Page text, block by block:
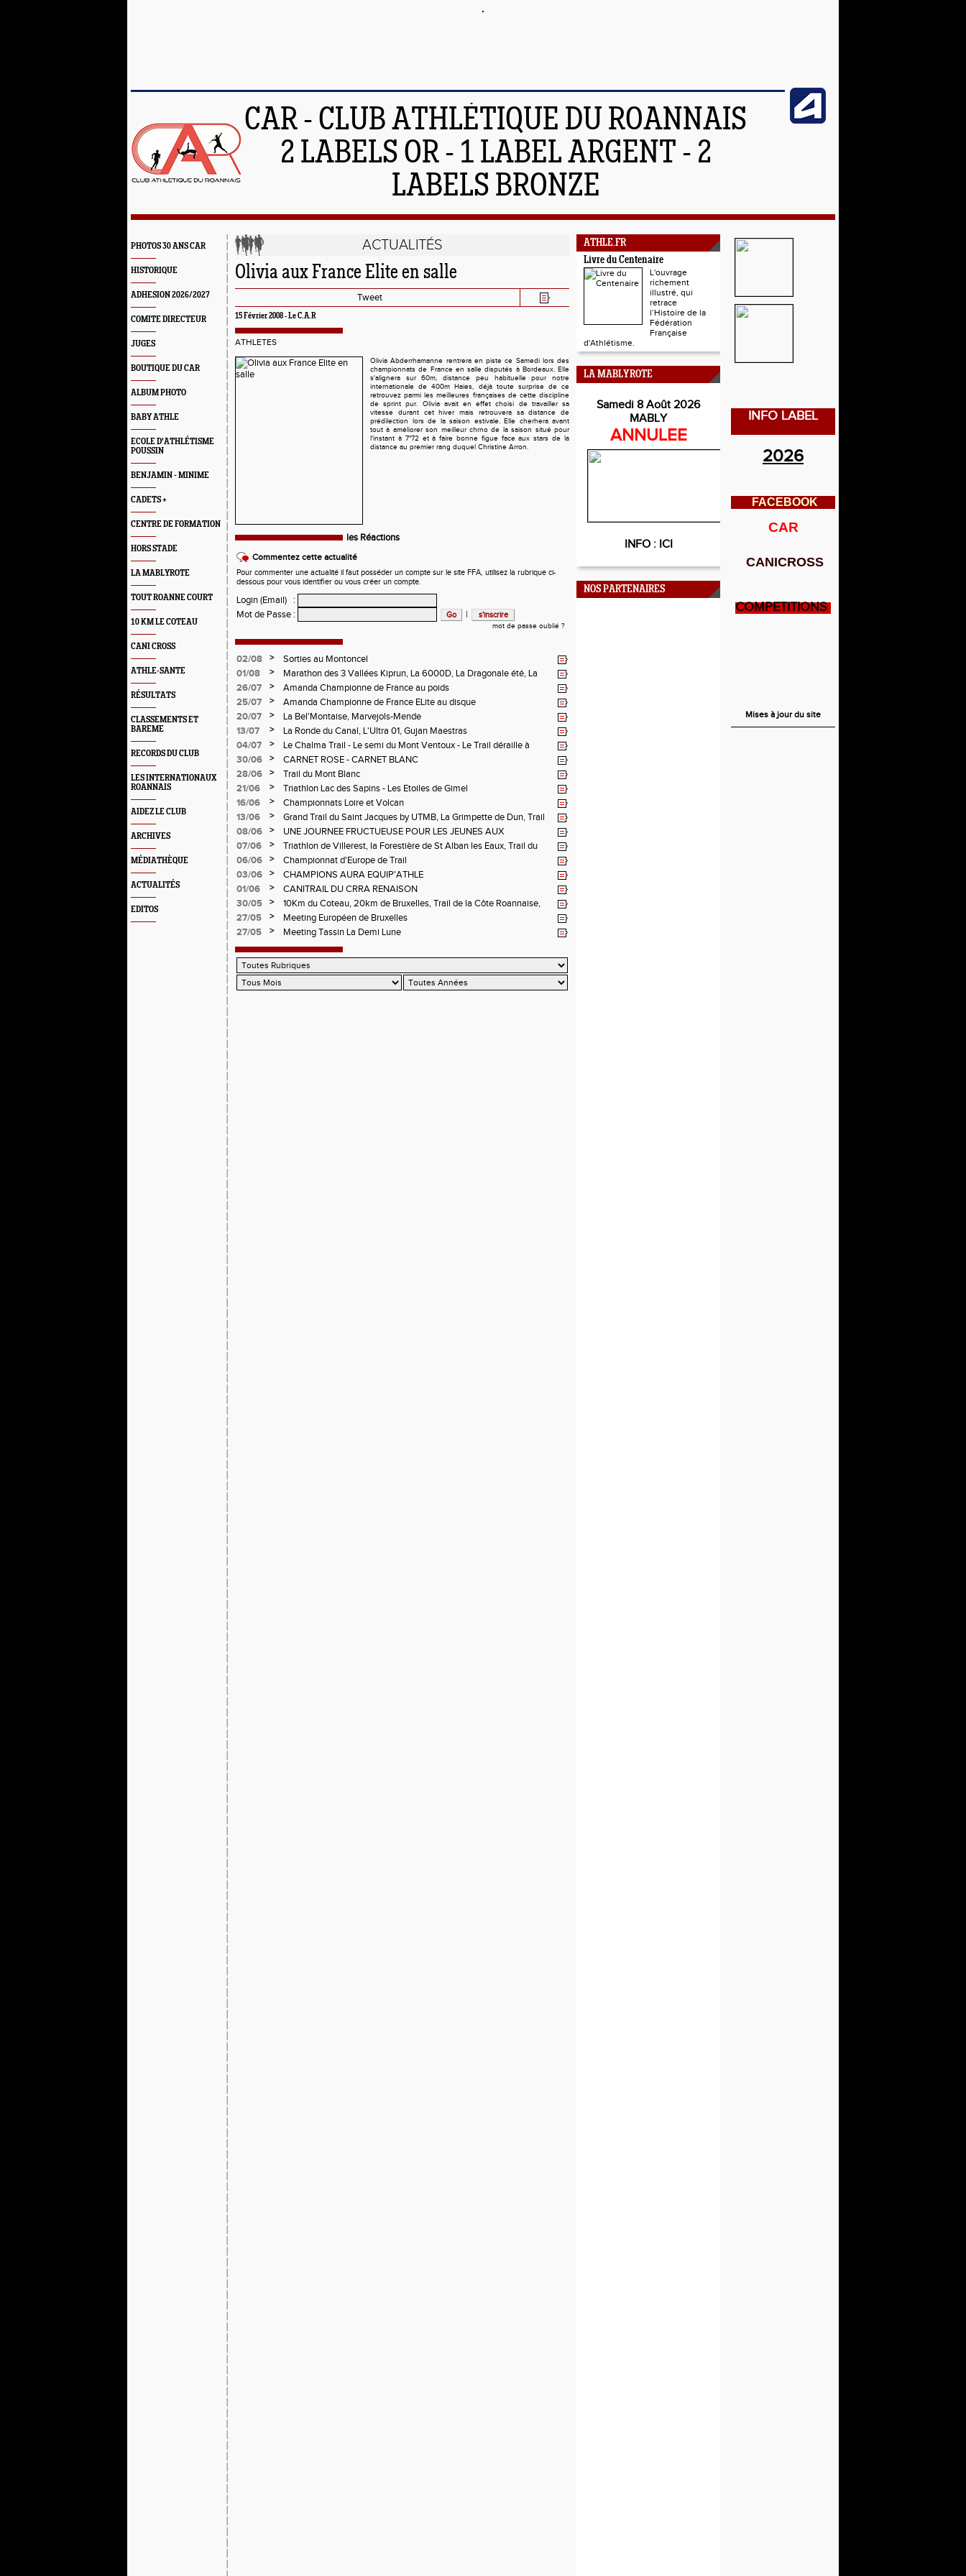
CAR - CLUB ATHLÉTIQUE DU ROANNAIS
2 LABELS OR - 1 LABEL ARGENT - 2
LABELS BRONZE
PHOTOS 30 ANS CAR
HISTORIQUE
ADHESION 2026/2027
COMITE DIRECTEUR
JUGES
BOUTIQUE DU CAR
ALBUM PHOTO
BABY ATHLE
ECOLE D'ATHLÉTISME
POUSSIN
BENJAMIN - MINIME
CADETS +
CENTRE DE FORMATION
HORS STADE
LA MABLYROTE
TOUT ROANNE COURT
10 KM LE COTEAU
CANI CROSS
ATHLE-SANTE
RÉSULTATS
CLASSEMENTS ET
BAREME
RECORDS DU CLUB
LES INTERNATIONAUX
ROANNAIS
AIDEZ LE CLUB
ARCHIVES
MÉDIATHÈQUE
ACTUALITÉS
EDITOS
ACTUALITÉS
Olivia aux France Elite en salle
Tweet
15 Février 2008 -Le C.A.R
ATHLETES
Olivia Abderrhamanne rentrera en piste ce Samedi lors des
championnats de France en salle disputés à Bordeaux. Elle
s'alignera sur 60m, distance peu habituelle pour notre
internationale de 400m Haies, déjà toute surprise de ce
retrouvez parmi les meilleures françaises de cette discipline
de sprint pur. Olivia avait en effet choisi de travailler sa
vitesse durant cet hiver mais retrouvera sa distance de
prédilection lors de la saison estivale. Elle cherhera avant
tout à améliorer son meilleur chrno de la saison situé pour
l'instant à 7"72 et à faire bonne figue face aux stars de la
distance au premier rang duquel Christine Arron.
les Réactions
Commentez cette actualité
Pour commenter une actualité il faut posséder un compte sur le site FFA, utilisez la rubrique ci-
dessous pour vous identifier ou vous créer un compte.
Login (Email)
:
Mot de Passe : |
mot de passe oublié ?
02/08 >
Sorties au Montoncel
01/08
>
Marathon des 3 Vallées Kiprun, La 6000D, La Dragonale été, La
Verticale d'Orcières, St Augustin
26/07 >
Amanda Championne de France au poids
25/07
>
Amanda Championne de France ELite au disque
20/07
>
La Bel'Montaise, Marvejols-Mende
13/07
>
La Ronde du Canal, L'Ultra 01, Gujan Maestras
04/07
>
Le Chalma Trail - Le semi du Mont Ventoux - Le Trail déraille à
Cublize - Les Passerelles de Monteynard - Triathlon de Vichy - Trail
Pralognon La Vanoise
30/06 >
CARNET ROSE - CARNET BLANC
28/06
>
Trail du Mont Blanc
21/06
>
Triathlon Lac des Sapins - Les Etoiles de Gimel
16/06
>
Championnats Loire et Volcan
13/06
>
Grand Trail du Saint Jacques by UTMB, La Grimpette de Dun, Trail
d'Andrézieux-Bouthéon
08/06 >
UNE JOURNEE FRUCTUEUSE POUR LES JEUNES AUX
CHAMPIONNATS DE LA LOIRE A ANDREZIEUX
07/06 >
Triathlon de Villerest, la Forestière de St Alban les Eaux, Trail du
Circuit de la Sure, Tour du Pays Roannais FSGT
06/06 >
Championnat d'Europe de Trail
03/06
>
CHAMPIONS AURA EQUIP'ATHLE
01/06
>
CANITRAIL DU CRRA RENAISON
30/05
>
10Km du Coteau, 20km de Bruxelles, Trail de la Côte Roannaise,
Pilatrail
27/05 >
Meeting Européen de Bruxelles
27/05
> Meeting Tassin La Demi Lune
ATHLE.FR
Livre du Centenaire
L'ouvrage
richement
illustré, qui
retrace
l’Histoire de la
Fédération
Française
d'Athlétisme.
LA MABLYROTE
Samedi 8 Août 2026
MABLY
ANNULEE
INFO : ICI
NOS PARTENAIRES
INFO LABEL
2026
FACEBOOK
CAR
CANICROSS
COMPETITIONS
Mises à jour du site